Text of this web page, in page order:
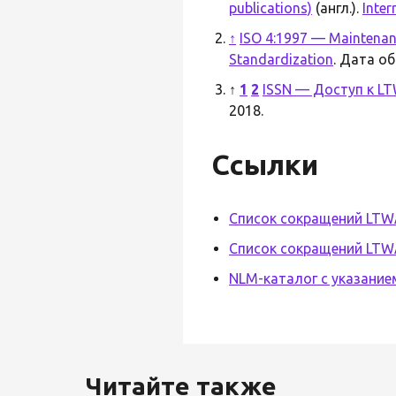
publications) (англ.).
↑ ISO 4:1997 —
Standardization. Дата
↑ 1 2 ISSN — Доступ к
2018.
Ссылки
Список сокращений
Список сокращений
NLM-каталог с
Читайте также